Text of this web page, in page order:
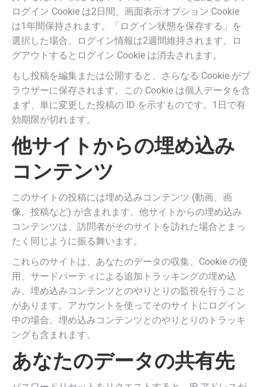
ログイン Cookie は2日間、画面表示オプション Cookie
は1年間保持されます。「ログイン状態を保存する」を
選択した場合、ログイン情報は2週間維持されます。ロ
グアウトするとログイン Cookie は消去されます。
もし投稿を編集または公開すると、さらなる Cookie がブ
ラウザーに保存されます。この Cookie は個人データを含
まず、単に変更した投稿の ID を示すものです。1日で有
効期限が切れます。
他サイトからの埋め込み
コンテンツ
このサイトの投稿には埋め込みコンテンツ (動画、画
像、投稿など) が含まれます。他サイトからの埋め込み
コンテンツは、訪問者がそのサイトを訪れた場合とまっ
たく同じように振る舞います。
これらのサイトは、あなたのデータの収集、Cookie の使
用、サードパーティによる追加トラッキングの埋め込
み、埋め込みコンテンツとのやりとりの監視を行うこと
があります。アカウントを使ってそのサイトにログイン
中の場合、埋め込みコンテンツとのやりとりのトラッキ
ングも含まれます。
あなたのデータの共有先